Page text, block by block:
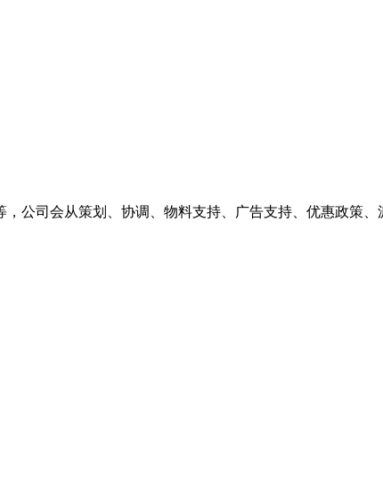
公司会从策划、协调、物料支持、广告支持、优惠政策